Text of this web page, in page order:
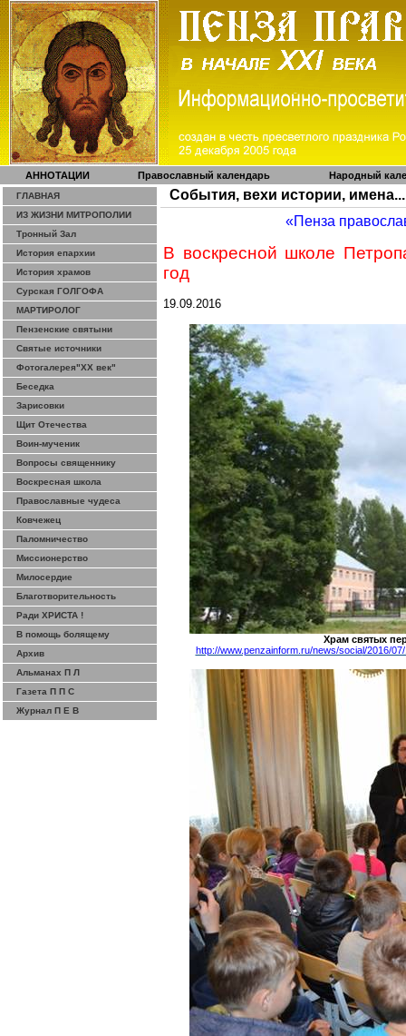
АННОТАЦИИ Православный календарь Народный
ГЛАВНАЯ
ИЗ ЖИЗНИ МИТРОПОЛИИ
Тронный Зал
История епархии
История храмов
Сурская ГОЛГОФА
МАРТИРОЛОГ
Пензенские святыни
Святые источники
Фотогалерея"ХХ век"
Беседка
Зарисовки
Щит Отечества
Воин-мученик
Вопросы священнику
Воскресная школа
Православные чудеса
Ковчежец
Паломничество
Миссионерство
Милосердие
Благотворительность
Ради ХРИСТА !
В помощь болящему
Архив
Альманах П Л
Газета П П С
Журнал П Е В
События, вехи истории, имена...
«Пенза
В воскресной школе
год
19.09.2016
Храм святых
http://www.penzainform.ru/news/social/2016/